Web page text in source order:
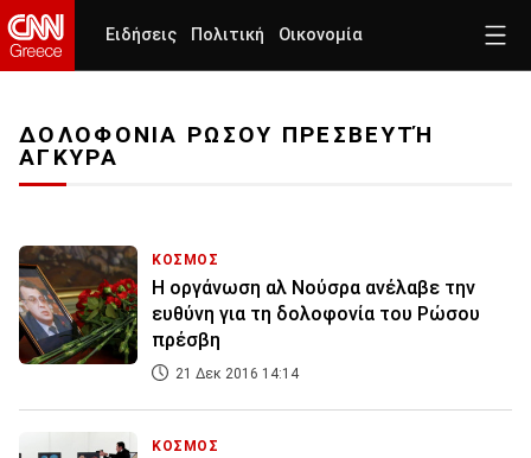
Ειδήσεις Πολιτική Οικονομία
ΔΟΛΟΦΟΝΙΑ ΡΩΣΟΥ ΠΡΕΣΒΕΥΤΉ
ΑΓΚΥΡΑ
ΚΟΣΜΟΣ
Η οργάνωση αλ Νούσρα ανέλαβε την
ευθύνη για τη δολοφονία του Ρώσου
πρέσβη
21 Δεκ 2016 14:14
ΚΟΣΜΟΣ